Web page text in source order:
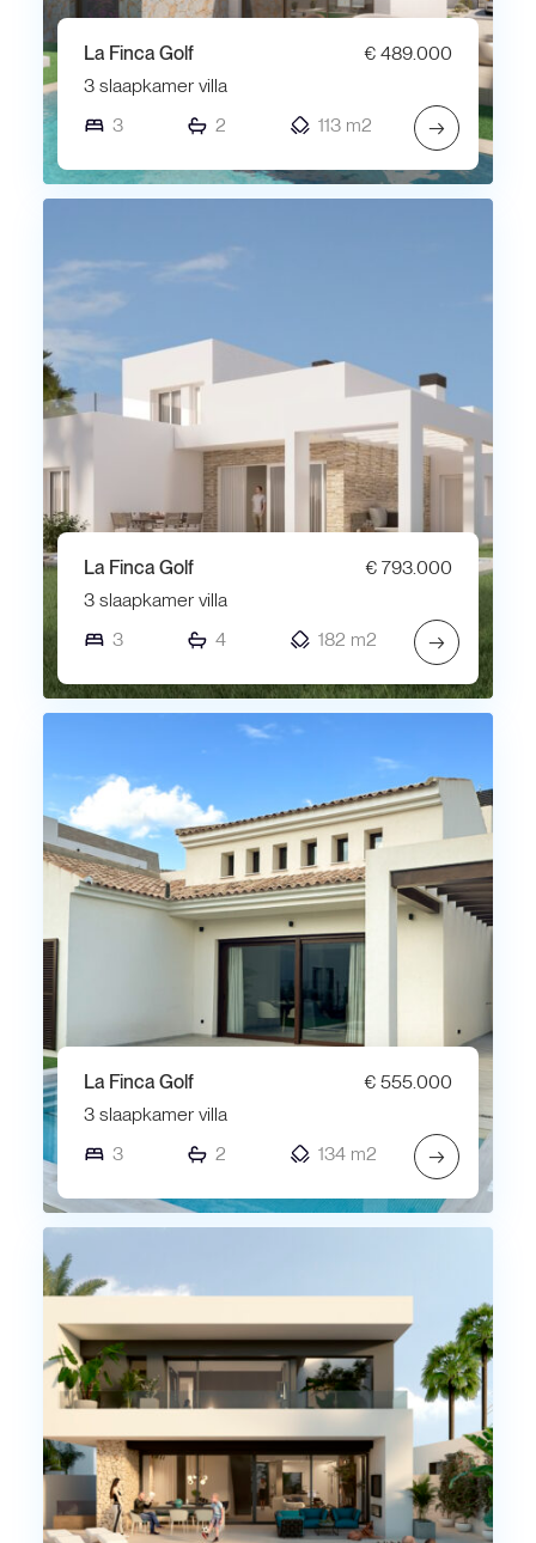
La Finca Golf
€ 489.000
3 slaapkamer villa
3
2 113 m2 →
La Finca Golf
€ 793.000
3 slaapkamer villa
3
4 182 m2 →
La Finca Golf
€ 555.000
3 slaapkamer villa
3
2 134 m2 →